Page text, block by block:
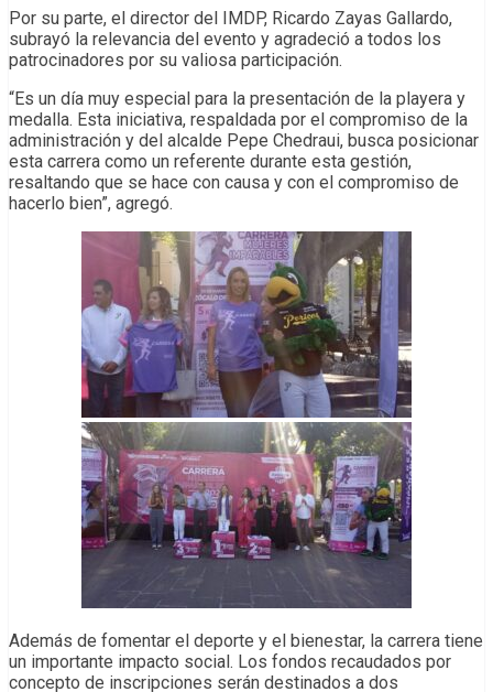
Por su parte, el director del IMDP, Ricardo Zayas Gallardo,
subrayó la relevancia del evento y agradeció a todos los
patrocinadores por su valiosa participación.
“Es un día muy especial para la presentación de la playera y
medalla. Esta iniciativa, respaldada por el compromiso de la
administración y del alcalde Pepe Chedraui, busca posicionar
esta carrera como un referente durante esta gestión,
resaltando que se hace con causa y con el compromiso de
hacerlo bien”, agregó.
Además de fomentar el deporte y el bienestar, la carrera tiene
un importante impacto social. Los fondos recaudados por
concepto de inscripciones serán destinados a dos